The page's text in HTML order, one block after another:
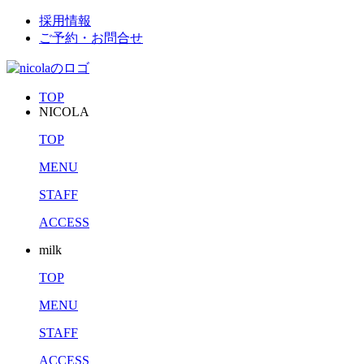
採用情報
ご予約・お問合せ
TOP
NICOLA
TOP
MENU
STAFF
ACCESS
milk
TOP
MENU
STAFF
ACCESS